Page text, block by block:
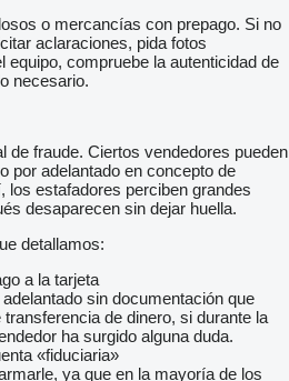
o mercancías con prepago. Si no
aclaraciones, pida fotos
equipo, compruebe la autenticidad de
necesario.
de fraude. Ciertos vendedores pueden
por adelantado en concepto de
los estafadores perciben grandes
desaparecen sin dejar huella.
detallamos:
a la tarjeta
sin documentación que
de dinero, si durante la
ha surgido alguna duda.
«fiduciaria»
ya que en la mayoría de los